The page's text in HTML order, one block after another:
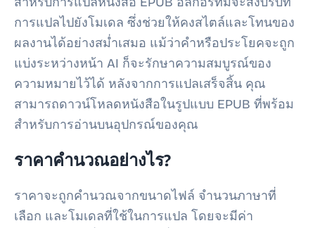
การแปลไปยังโมเดล ซึ่งช่วยให้คงสไตล์และโทนของ
ผลงานได้อย่างสม่ำเสมอ แม้ว่าคำหรือประโยคจะถูก
แบ่งระหว่างหน้า AI ก็จะรักษาความสมบูรณ์ของ
ความหมายไว้ได้ หลังจากการแปลเสร็จสิ้น คุณ
สามารถดาวน์โหลดหนังสือในรูปแบบ EPUB ที่พร้อม
สำหรับการอ่านบนอุปกรณ์ของคุณ
ราคาคำนวณอย่างไร?
ราคาจะถูกคำนวณจากขนาดไฟล์ จำนวนภาษาที่
เลือก และโมเดลที่ใช้ในการแปล โดยจะมีค่า